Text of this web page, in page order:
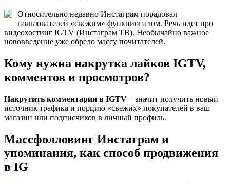
Относительно недавно Инстаграм порадовал
пользователей «свежим» функционалом. Речь идет про
видеохостинг IGTV (Инстаграм ТВ). Необычайно важное
нововведение уже обрело массу почитателей.
Кому нужна накрутка лайков IGTV,
комментов и просмотров?
Накрутить комментарии в IGTV – значит получить новый
источник трафика и порцию «свежих» покупателей в ваш
магазин или подписчиков в личный профиль.
Массфолловинг Инстаграм и
упоминания, как способ продвижения
в IG